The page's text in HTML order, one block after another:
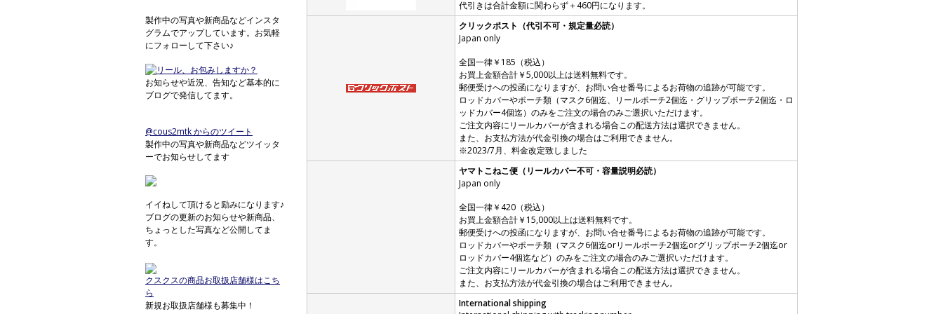
代引きは合計金額に関わらず＋460円になります。
クリックポスト（代引不可・規定量必読）
Japan only
全国一律￥185（税込）
お買上金額合計￥5,000以上は送料無料です。
郵便受けへの投函になりますが、お問い合せ番号によるお荷物の追跡が可能です。
ロッドカバーやポーチ類（マスク6個迄、リールポーチ2個迄・グリップポーチ2個迄・ロ
ッドカバー4個迄）のみをご注文の場合のみご選択いただけます。
ご注文内容にリールカバーが含まれる場合この配送方法は選択できません。
また、お支払方法が代金引換の場合はご利用できません。
※2023/7月、料金改定致しました
ヤマトこねこ便（リールカバー不可・容量説明必読）
Japan only
全国一律￥420（税込）
お買上金額合計￥15,000以上は送料無料です。
郵便受けへの投函になりますが、お問い合せ番号によるお荷物の追跡が可能です。
ロッドカバーやポーチ類（マスク6個迄orリールポーチ2個迄orグリップポーチ2個迄or
ロッドカバー4個迄など）のみをご注文の場合のみご選択いただけます。
ご注文内容にリールカバーが含まれる場合この配送方法は選択できません。
また、お支払方法が代金引換の場合はご利用できません。
International shipping
製作中の写真や新商品などインスタ
グラムでアップしています。お気軽
にフォローして下さい♪
お知らせや近況、告知など基本的に
ブログで発信してます。
@cous2mtk からのツイート
製作中の写真や新商品などツイッタ
ーでお知らせしてます
イイねして頂けると励みになります♪
ブログの更新のお知らせや新商品、
ちょっとした写真など公開してま
す。
クスクスの商品お取扱店舗様はこち
ら
新規お取扱店舗様も募集中！